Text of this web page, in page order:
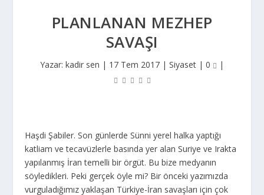
PLANLANAN MEZHEP
SAVAŞI
Yazar: kadir sen | 17 Tem 2017 | Siyaset | 0 |
Haşdi Şabiler. Son günlerde Sünni yerel halka yaptığı
katliam ve tecavüzlerle basında yer alan Suriye ve Irakta
yapılanmış İran temelli bir örgüt. Bu bize medyanın
söyledikleri. Peki gerçek öyle mi? Bir önceki yazımızda
vurguladığımız yaklaşan Türkiye-İran savaşları için çok